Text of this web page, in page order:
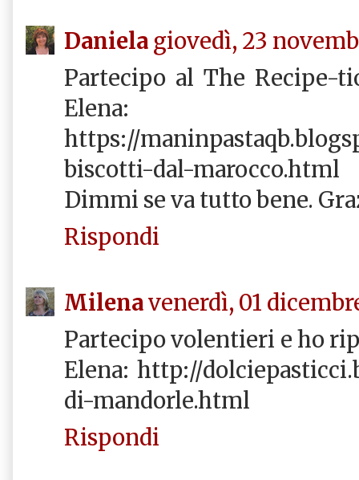
Daniela giovedì, 23
Partecipo al The Recipe-
Elena:
https://
biscotti-dal-marocco.html
Dimmi se va tutto bene.
Rispondi
Milenavenerdì, 01
Partecipo volentieri e ho
Elena: http://
di-mandorle.html
Rispondi